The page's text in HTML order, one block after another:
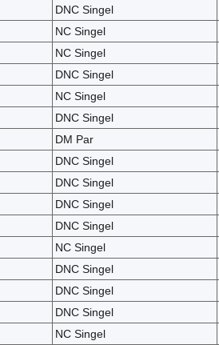
DNC Singel
NC Singel
NC Singel
DNC Singel
NC Singel
DNC Singel
DM Par
DNC Singel
DNC Singel
DNC Singel
DNC Singel
NC Singel
DNC Singel
DNC Singel
DNC Singel
NC Singel